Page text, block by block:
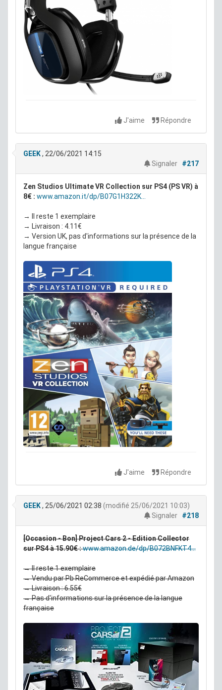
J'aime Répondre
GEEK, 22/06/2021 14:15
Signaler
#217
Zen Studios Ultimate VR Collection sur PS4 (PS VR) à
8€ : www.amazon.it/dp/B07G1H322K...
→ Il reste 1 exemplaire
→ Livraison : 4.11€
→ Version UK, pas d'informations sur la présence de la
langue française
J'aime Répondre
GEEK, 25/06/2021 02:38 (modifié 25/06/2021 10:03)
Signaler
#218
[Occasion - Bon] Project Cars 2 - Edition Collector
sur PS4 à 15.90€ :www.amazon.de/dp/B072BNFKT4...
→ Il reste 1 exemplaire
→ Vendu par Pb ReCommerce et expédié par Amazon
→ Livraison : 6.55€
→ Pas d'informations sur la présence de la langue
française